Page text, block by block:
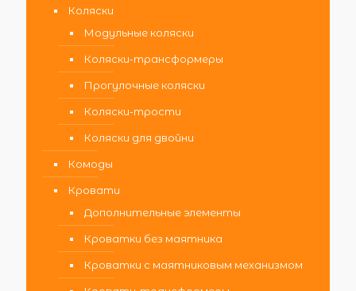
Коляски
Модульные коляски
Коляски-трансформеры
Прогулочные коляски
Коляски-трости
Коляски для двойни
Комоды
Кровати
Дополнительные элементы
Кроватки без маятника
Кроватки с маятниковым механизмом